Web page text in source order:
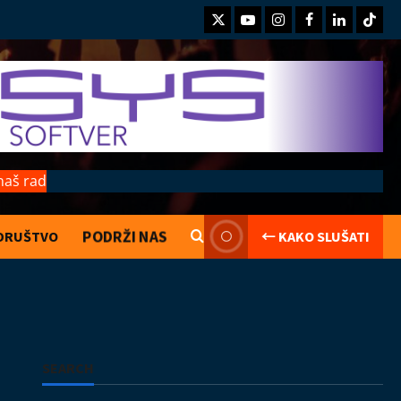
TwitterYoutubeInstagramFacebook
LinkedIn
rad
PODRŽI NAS ← KAKO SLUŠATI
SEARCH
Saranijagara
Introverzum ponovo osvojio Svemirski